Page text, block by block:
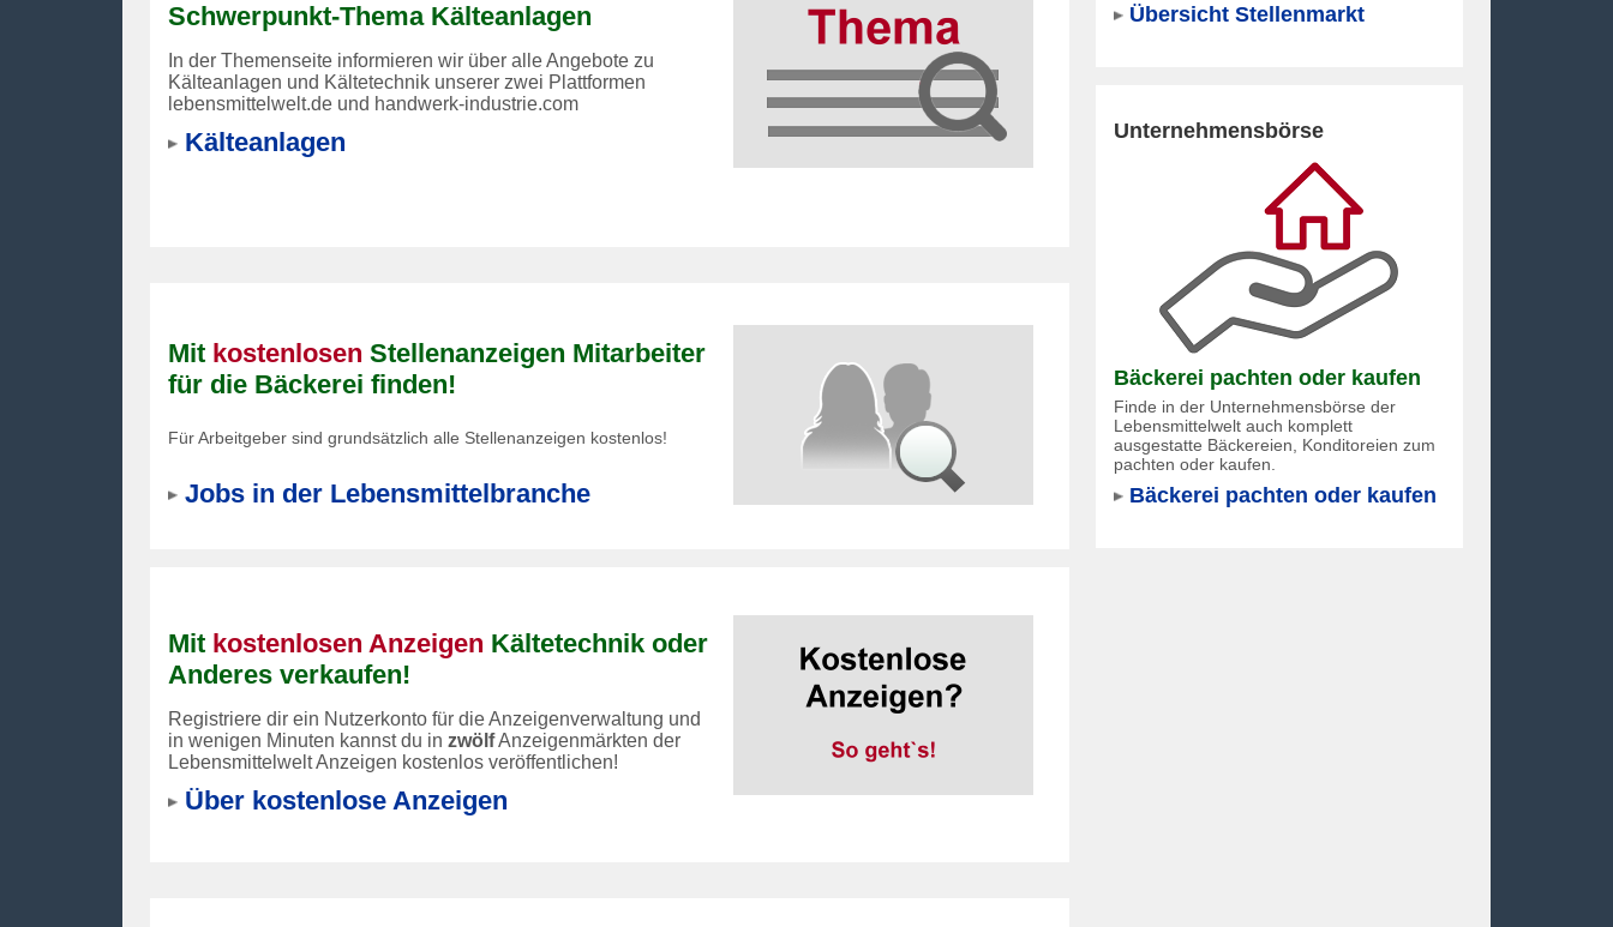
Übersicht Stellenmarkt
Unternehmensbörse
Bäckerei pachten oder kaufen
Finde in der Unternehmensbörse der
Lebensmittelwelt auch komplett
ausgestatte Bäckereien, Konditoreien zum
pachten oder kaufen.
Bäckerei pachten oder kaufen
Schwerpunkt-Thema Kälteanlagen
In der Themenseite informieren wir über alle Angebote zu
Kälteanlagen und Kältetechnik unserer zwei Plattformen
lebensmittelwelt.de und handwerk-industrie.com
Kälteanlagen
Mit kostenlosen Stellenanzeigen Mitarbeiter
für die Bäckerei finden!
Für Arbeitgeber sind grundsätzlich alle Stellenanzeigen kostenlos!
Jobs in der Lebensmittelbranche
Mit kostenlosen Anzeigen Kältetechnik oder
Anderes verkaufen!
Registriere dir ein Nutzerkonto für die Anzeigenverwaltung und
in wenigen Minuten kannst du in zwölfAnzeigenmärkten der
Lebensmittelwelt Anzeigen kostenlos veröffentlichen!
Über kostenlose Anzeigen